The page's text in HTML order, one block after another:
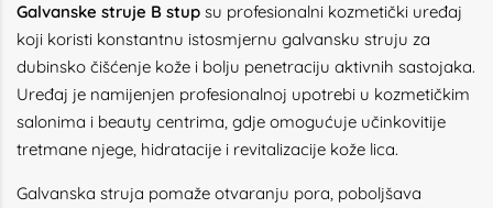
Galvanske struje B stup su profesionalni kozmetički uređaj
koji koristi konstantnu istosmjernu galvansku struju za
dubinsko čišćenje kože i bolju penetraciju aktivnih sastojaka.
Uređaj je namijenjen profesionalnoj upotrebi u kozmetičkim
salonima i beauty centrima, gdje omogućuje učinkovitije
tretmane njege, hidratacije i revitalizacije kože lica.
Galvanska struja pomaže otvaranju pora, poboljšava